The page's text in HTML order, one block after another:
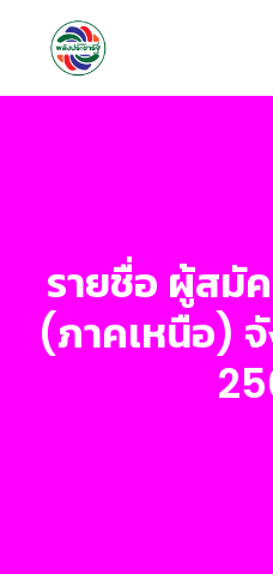
รายชื่อ ผู้สมั
(ภาคเหนือ)